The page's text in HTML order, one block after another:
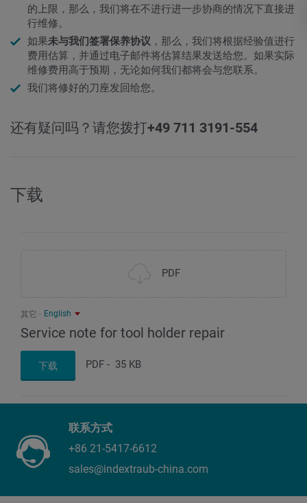
的上限，那么，我们将在不进行进一步协商的情况下直接进
行维修。
如果未与我们签署保养协议 ，那么，我们将根据经验值进行
费用估算，并通过电子邮件将估算结果发送给您。如果实际
维修费用高于预期，无论如何我们都将会与您联系。
我们将修好的刀座发回给您。
还有疑问吗？请您拨打+49 711 3191-554
下载
PDF
其它 English
Service note for tool holder repair
下载 PDF - 35 KB
联系方式
+86 21-5417-6612
sales@indextraub-china.com